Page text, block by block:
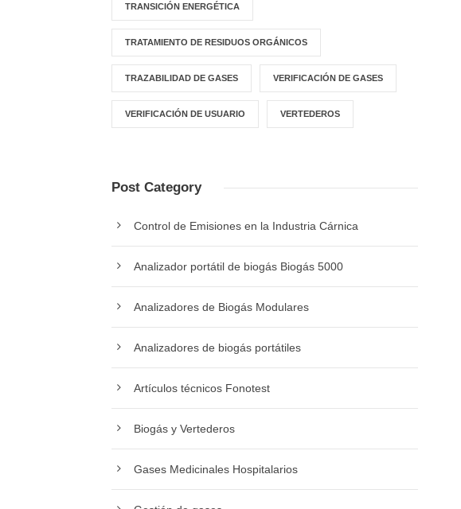
TRANSICIÓN ENERGÉTICA
TRATAMIENTO DE RESIDUOS ORGÁNICOS
TRAZABILIDAD DE GASES VERIFICACIÓN DE GASES
VERIFICACIÓN DE USUARIO VERTEDEROS
Post Category
Control de Emisiones en la Industria Cárnica
Analizador portátil de biogás Biogás 5000
Analizadores de Biogás Modulares
Analizadores de biogás portátiles
Artículos técnicos Fonotest
Biogás y Vertederos
Gases Medicinales Hospitalarios